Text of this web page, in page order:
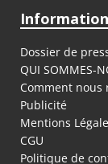
Dossier de
QUI SOMMES-
Comment nous
Publicité
Mentions
CGU
Politique de